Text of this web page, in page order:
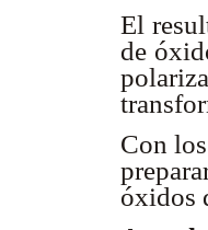
El
de
Con
óxidos